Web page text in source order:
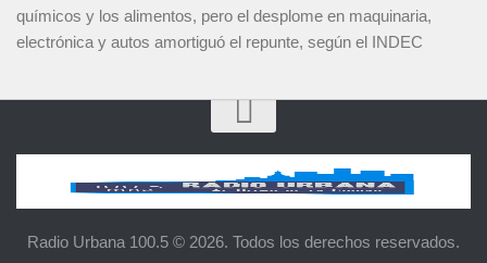
químicos y los alimentos, pero el desplome en maquinaria,
electrónica y autos amortiguó el repunte, según el INDEC
Radio Urbana 100.5 © 2026. Todos los derechos reservados.